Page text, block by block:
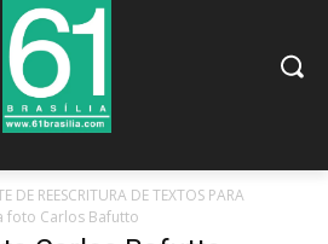
DE REESCRITURA DE TEXTOS PARA
foto Carlos Bafutto